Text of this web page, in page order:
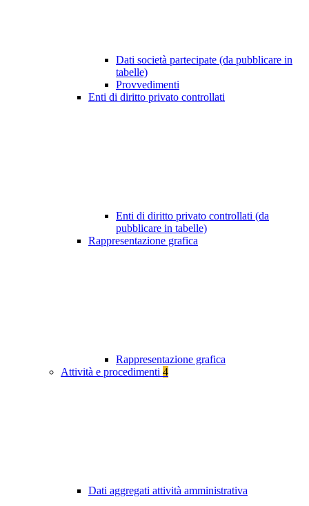
Dati società partecipate (da pubblicare in
tabelle)
Provvedimenti
Enti di diritto privato controllati
Enti di diritto privato controllati (da
pubblicare in tabelle)
Rappresentazione grafica
Rappresentazione grafica
Attività e procedimenti 4
Dati aggregati attività amministrativa